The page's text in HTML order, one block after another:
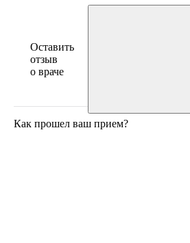
Оставить
отзыв
о враче
Как прошел ваш прием?